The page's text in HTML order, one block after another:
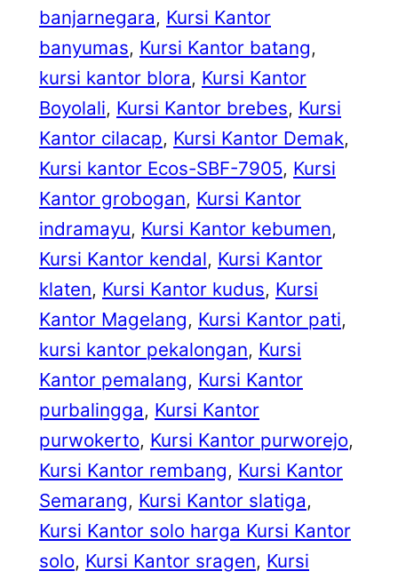
banjarnegara, Kursi Kantor
banyumas, Kursi Kantor batang
kursi kantor blora, Kursi Kantor
Boyolali, Kursi Kantor brebes, Kursi
Kantor cilacap, Kursi Kantor Demak
Kursi kantor Ecos-SBF-7905, Kursi
Kantor grobogan, Kursi Kantor
indramayu, Kursi Kantor kebumen
Kursi Kantor kendal, Kursi Kantor
klaten, Kursi Kantor kudus, Kursi
Kantor Magelang, Kursi Kantor pati
kursi kantor pekalongan, Kursi
Kantor pemalang, Kursi Kantor
purbalingga, Kursi Kantor
purwokerto, Kursi Kantor purworejo
Kursi Kantor rembang, Kursi Kantor
Semarang, Kursi Kantor slatiga
Kursi Kantor solo harga Kursi Kantor
solo, Kursi Kantor sragen, Kursi